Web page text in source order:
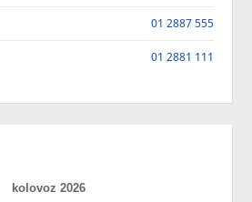
01 2887 555
01 2881 111
kolovoz 2026